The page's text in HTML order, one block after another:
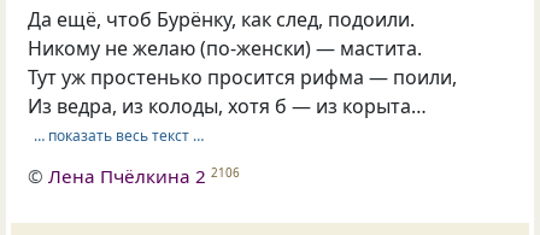
Да ещё, чтоб Бурёнку, как след, подоили.
Никому не желаю (по-женски) — мастита.
Тут уж простенько просится рифма — поили,
Из ведра, из колоды, хотя б — из корыта…
… показать весь текст …
©Лена Пчёлкина 2 2106